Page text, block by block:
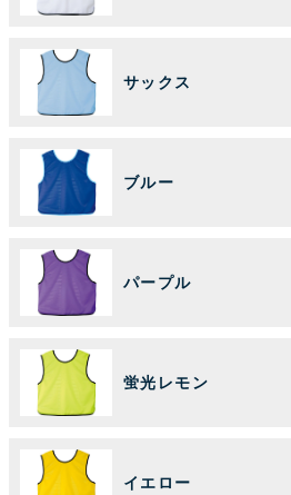
サックス
ブルー
パープル
蛍光レモン
イエロー